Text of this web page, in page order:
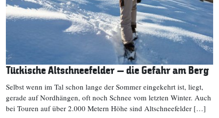
Tückische Altschneefelder – die Gefahr am Berg
Selbst wenn im Tal schon lange der Sommer eingekehrt ist, liegt,
gerade auf Nordhängen, oft noch Schnee vom letzten Winter. Auch
bei Touren auf über 2.000 Metern Höhe sind Altschneefelder […]